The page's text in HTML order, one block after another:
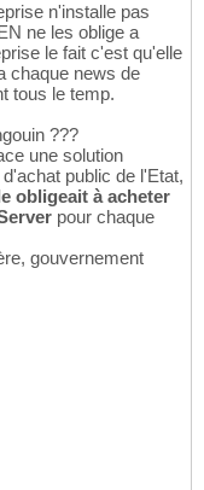
n'installe pas
ne les oblige a
le fait c'est qu'elle
chaque news de
tous le temp.
???
une solution
public de l'Etat,
obligeait à acheter
pour chaque
gouvernement